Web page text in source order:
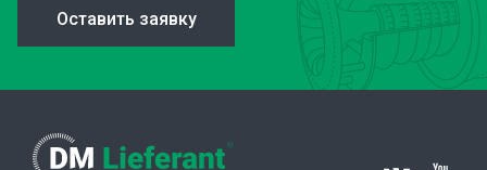
Оставить заявку